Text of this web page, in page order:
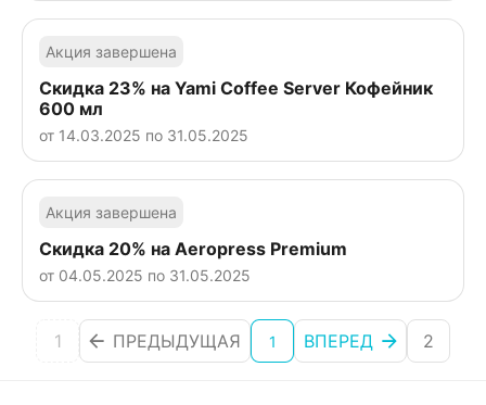
Акция завершена
Скидка 23% на Yami Coffee Server Кофейник
600 мл
от 14.03.2025 по 31.05.2025
Акция завершена
Скидка 20% на Aeropress Premium
от 04.05.2025 по 31.05.2025
1 ПРЕДЫДУЩАЯ 1 ВПЕРЕД 2